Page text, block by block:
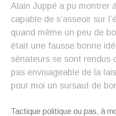
Alain Juppé a pu montrer
capable de s’asseoir sur
quand même un peu de
était une fausse bonne
sénateurs se sont rendus
pas envisageable de la
pour moi un sursaut de
Tactique politique ou pas, à